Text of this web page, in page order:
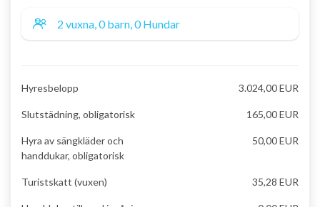
Hyresbelopp 3.024,00 EUR
Slutstädning, obligatorisk 165,00 EUR
Hyra av sängkläder och
handdukar, obligatorisk
50,00 EUR
Turistskatt (vuxen) 35,28 EUR